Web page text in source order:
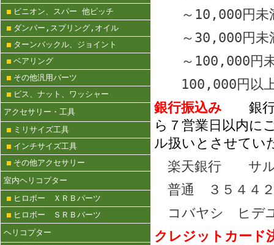
ピニオン、スパー 他ピッチ
ダンパー,スプリング,オイル
ターンバックル、ジョイント
ベアリング
その他汎用パーツ
ビス、ナット、ワッシャー
アクセサリー・工具
ミリサイズ工具
インチサイズ工具
その他アクセサリー
室内ヘリコプター
ヒロボー ＸＲＢパーツ
ヒロボー ＳＲＢパーツ
ヘリコプター
～10,000
～30,000
～100,000
100,000円
銀行振込み 銀
ら７営業日以内に
ル扱いとさせてい
楽天銀行 サル
普通 ３５４４
コバヤシ ヒデ
クレジットカ